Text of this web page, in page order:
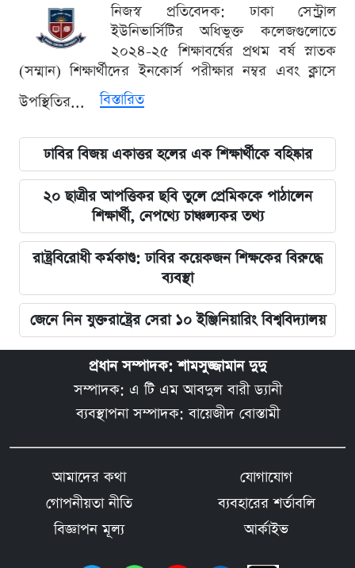
নিজস্ব প্রতিবেদক: ঢাকা সেন্ট্রাল
ইউনিভার্সিটির অধিভুক্ত কলেজগুলোতে
২০২৪-২৫ শিক্ষাবর্ষের প্রথম বর্ষ স্নাতক
(সম্মান) শিক্ষার্থীদের ইনকোর্স পরীক্ষার নম্বর এবং ক্লাসে
উপস্থিতির...
বিস্তারিত
ঢাবির বিজয় একাত্তর হলের এক শিক্ষার্থীকে বহিষ্কার
২০ ছাত্রীর আপত্তিকর ছবি তুলে প্রেমিককে পাঠালেন
শিক্ষার্থী, নেপথ্যে চাঞ্চল্যকর তথ্য
রাষ্ট্রবিরোধী কর্মকাণ্ড: ঢাবির কয়েকজন শিক্ষকের বিরুদ্ধে
ব্যবস্থা
জেনে নিন যুক্তরাষ্ট্রের সেরা ১০ ইঞ্জিনিয়ারিং বিশ্ববিদ্যালয়
প্রধান সম্পাদক: শামসুজ্জামান দুদু
সম্পাদক: এ টি এম আবদুল বারী ড্যানী
ব্যবস্থাপনা সম্পাদক: বায়েজীদ বোস্তামী
আমাদের কথা
যোগাযোগ
গোপনীয়তা নীতি
ব্যবহারের শর্তাবলি
বিজ্ঞাপন মূল্য
আর্কাইভ